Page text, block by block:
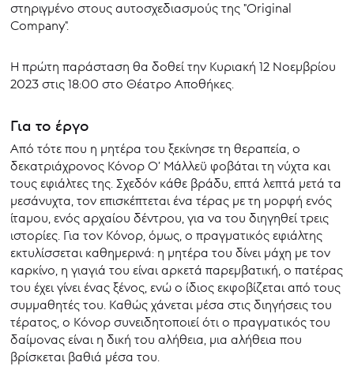
στηριγμένο στους αυτοσχεδιασμούς της "Original
Company".
Η πρώτη παράσταση θα δοθεί την Κυριακή 12 Νοεμβρίου
2023 στις 18:00 στο Θέατρο Αποθήκες.
Για το έργο
Από τότε που η μητέρα του ξεκίνησε τη θεραπεία, ο
δεκατριάχρονος Κόνορ Ο’ Μάλλεϋ φοβάται τη νύχτα και
τους εφιάλτες της. Σχεδόν κάθε βράδυ, επτά λεπτά μετά τα
μεσάνυχτα, τον επισκέπτεται ένα τέρας με τη μορφή ενός
ίταμου, ενός αρχαίου δέντρου, για να του διηγηθεί τρεις
ιστορίες. Για τον Κόνορ, όμως, ο πραγματικός εφιάλτης
εκτυλίσσεται καθημερινά: η μητέρα του δίνει μάχη με τον
καρκίνο, η γιαγιά του είναι αρκετά παρεμβατική, ο πατέρας
του έχει γίνει ένας ξένος, ενώ ο ίδιος εκφοβίζεται από τους
συμμαθητές του. Καθώς χάνεται μέσα στις διηγήσεις του
τέρατος, ο Κόνορ συνειδητοποιεί ότι ο πραγματικός του
δαίμονας είναι η δική του αλήθεια, μια αλήθεια που
βρίσκεται βαθιά μέσα του.